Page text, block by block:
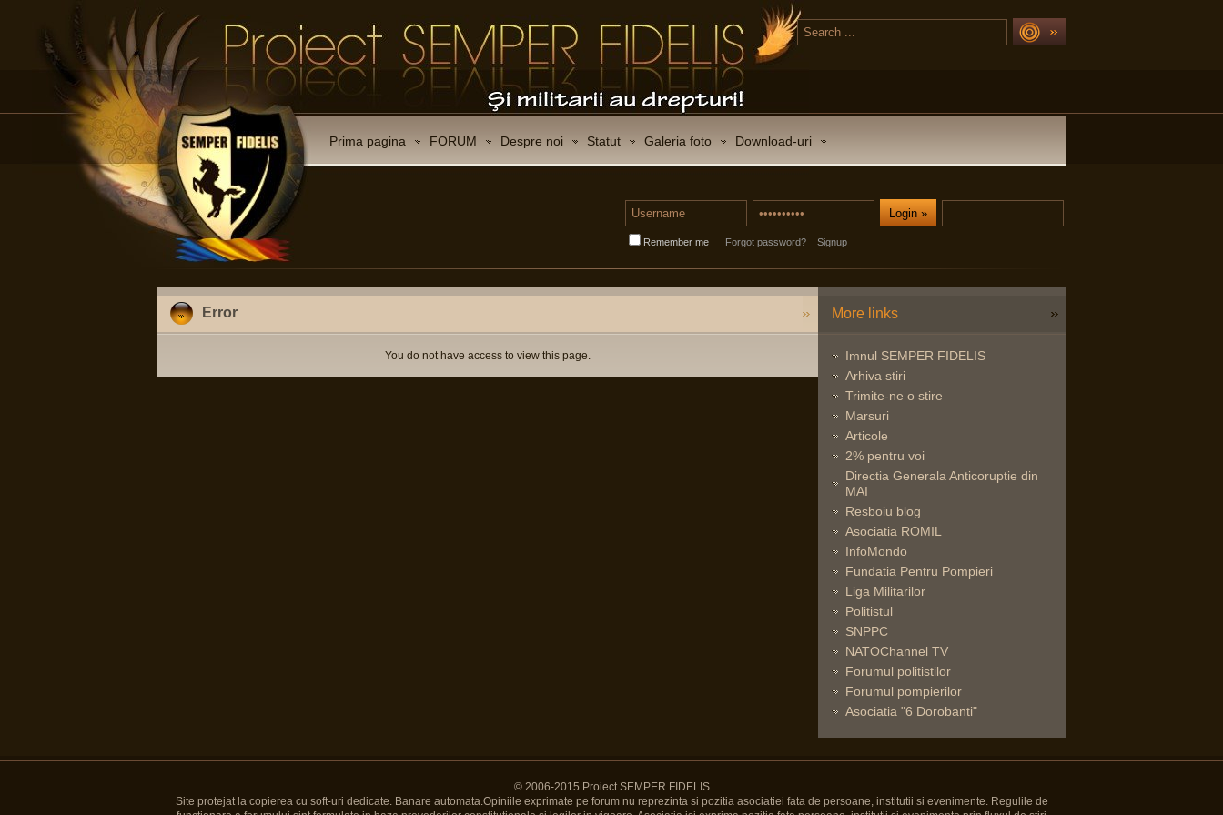
Prima pagina FORUM Despre noi Statut Galeria foto Download-uri
Remember me Forgot password? Signup
Error
You do not have access to view this page.
More links
Imnul SEMPER FIDELIS
Arhiva stiri
Trimite-ne o stire
Marsuri
Articole
2% pentru voi
Directia Generala Anticoruptie din
MAI
Resboiu blog
Asociatia ROMIL
InfoMondo
Fundatia Pentru Pompieri
Liga Militarilor
Politistul
SNPPC
NATOChannel TV
Forumul politistilor
Forumul pompierilor
Asociatia "6 Dorobanti"
© 2006-2015 Proiect SEMPER FIDELIS
Site protejat la copierea cu soft-uri dedicate. Banare automata.Opiniile exprimate pe forum nu reprezinta si pozitia asociatiei fata de persoane, institutii si evenimente. Regulile de